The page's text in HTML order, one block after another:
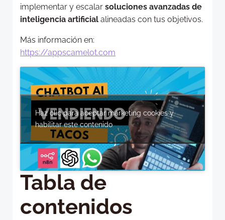
implementar y escalar soluciones avanzadas de
inteligencia artificial alineadas con tus objetivos.
Más información en:
https://appscamelot.com
Haz clic para aceptar márketing cookies y
habilitar este contenido
Tabla de
contenidos